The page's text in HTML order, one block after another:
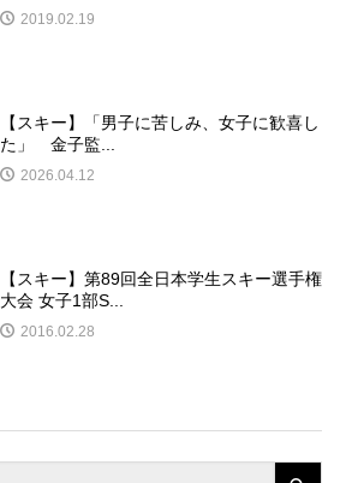
2019.02.19
【スキー】「男子に苦しみ、女子に歓喜し
た」 金子監...
2026.04.12
【スキー】第89回全日本学生スキー選手権
大会 女子1部S...
2016.02.28